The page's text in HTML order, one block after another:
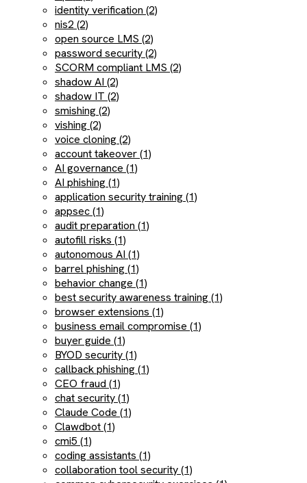
identity verification (2)
nis2 (2)
open source LMS (2)
password security (2)
SCORM compliant LMS (2)
shadow AI (2)
shadow IT (2)
smishing (2)
vishing (2)
voice cloning (2)
account takeover (1)
AI governance (1)
AI phishing (1)
application security training (1)
appsec (1)
audit preparation (1)
autofill risks (1)
autonomous AI (1)
barrel phishing (1)
behavior change (1)
best security awareness training (1)
browser extensions (1)
business email compromise (1)
buyer guide (1)
BYOD security (1)
callback phishing (1)
CEO fraud (1)
chat security (1)
Claude Code (1)
Clawdbot (1)
cmi5 (1)
coding assistants (1)
collaboration tool security (1)